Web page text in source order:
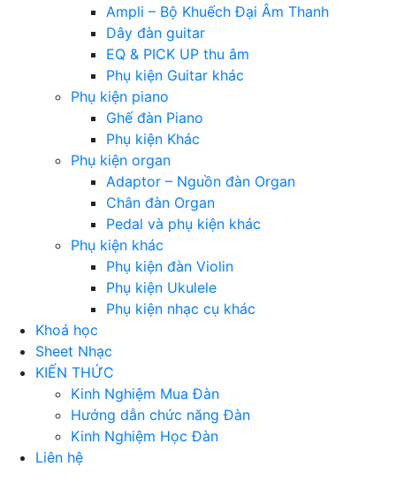
Ampli – Bộ Khuếch Đại Âm Thanh
Dây đàn guitar
EQ & PICK UP thu âm
Phụ kiện Guitar khác
Phụ kiện piano
Ghế đàn Piano
Phụ kiện Khác
Phụ kiện organ
Adaptor – Nguồn đàn Organ
Chân đàn Organ
Pedal và phụ kiện khác
Phụ kiện khác
Phụ kiện đàn Violin
Phụ kiện Ukulele
Phụ kiện nhạc cụ khác
Khoá học
Sheet Nhạc
KIẾN THỨC
Kinh Nghiệm Mua Đàn
Hướng dẫn chức năng Đàn
Kinh Nghiệm Học Đàn
Liên hệ